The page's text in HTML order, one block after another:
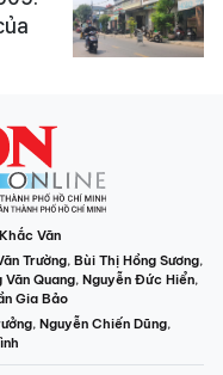
Văn
Trường, Bùi Thị Hồng Sương,
Văn Quang, Nguyễn Đức Hiển,
Gia Bảo
, Nguyễn Chiến Dũng,